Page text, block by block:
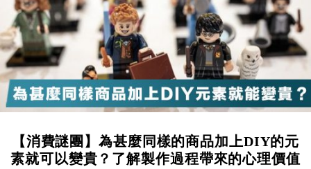
15:47
財經｜恒隆10月換帥 玩具「反」斗城亞洲CEO蔡德
粦接任
15:11
財經｜韓股反覆波動收跌 連挫7周創逾3年最長跌勢
13:44
財經｜內地7月美元計價出口增近24%勝預期 貿易順
差達1125億美元
12:44
財經｜日本春季三度入市撐日圓 4月單日斥6.28萬億
11:12
國際｜特朗普料美伊戰事快結束 承認部分彈藥庫存緊
張
【消費謎團】為甚麼同樣的商品加上DIY的元
素就可以變貴？了解製作過程帶來的心理價值